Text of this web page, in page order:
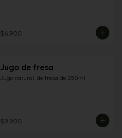
$6.900
Jugo de fresa
Jugo natural  de fresa de 250ml
$9.900